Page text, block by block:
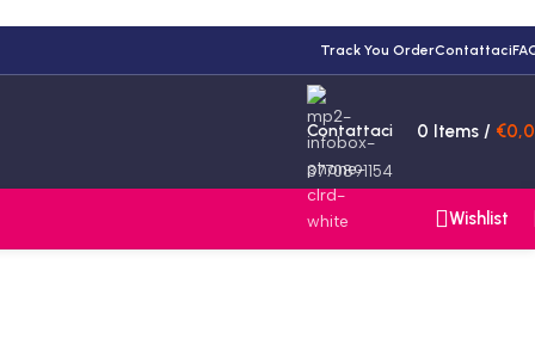
Track You OrderContattaci
Contattaci
3770891154
0 Items / €
Wishlist